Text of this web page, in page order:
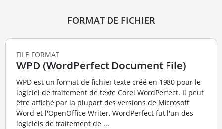
FORMAT DE FICHIER
FILE FORMAT
WPD (WordPerfect Document File)
WPD est un format de fichier texte créé en 1980 pour le
logiciel de traitement de texte Corel WordPerfect. Il peut
être affiché par la plupart des versions de Microsoft
Word et l'OpenOffice Writer. WordPerfect fut l'un des
logiciels de traitement de ...